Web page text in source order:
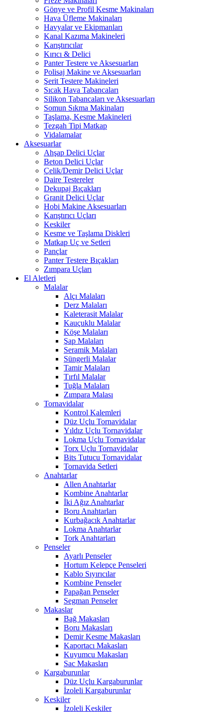
Gönye ve Profil Kesme Makinaları
Hava Üfleme Makinaları
Havyalar ve Ekipmanları
Kanal Kazıma Makineleri
Karıştırıcılar
Kırıcı & Delici
Panter Testere ve Aksesuarları
Polisaj Makine ve Aksesuarları
Şerit Testere Makineleri
Sıcak Hava Tabancaları
Silikon Tabancaları ve Aksesuarları
Somun Sıkma Makinaları
Taşlama, Kesme Makineleri
Tezgah Tipi Matkap
Vidalamalar
Aksesuarlar
Ahşap Delici Uçlar
Beton Delici Uçlar
Çelik/Demir Delici Uçlar
Daire Testereler
Dekupaj Bıçakları
Granit Delici Uçlar
Hobi Makine Aksesuarları
Karıştırıcı Uçları
Keskiler
Kesme ve Taşlama Diskleri
Matkap Uç ve Setleri
Pançlar
Panter Testere Bıçakları
Zımpara Uçları
El Aletleri
Malalar
Alçı Malaları
Derz Malaları
Kaleterasit Malalar
Kauçuklu Malalar
Köşe Malaları
Şap Malaları
Seramik Malaları
Süngerli Malalar
Tamir Malaları
Tırfıl Malalar
Tuğla Malaları
Zımpara Malası
Tornavidalar
Kontrol Kalemleri
Düz Uçlu Tornavidalar
Yıldız Uçlu Tornavidalar
Lokma Uçlu Tornavidalar
Torx Uçlu Tornavidalar
Bits Tutucu Tornavidalar
Tornavida Setleri
Anahtarlar
Allen Anahtarlar
Kombine Anahtarlar
İki Ağız Anahtarlar
Boru Anahtarları
Kurbağacık Anahtarlar
Lokma Anahtarlar
Tork Anahtarları
Penseler
Ayarlı Penseler
Hortum Kelepçe Penseleri
Kablo Sıyırıcılar
Kombine Penseler
Papağan Penseler
Segman Penseler
Makaslar
Bağ Makasları
Boru Makasları
Demir Kesme Makasları
Kaportacı Makasları
Kuyumcu Makasları
Sac Makasları
Kargaburunlar
Düz Uçlu Kargaburunlar
İzoleli Kargaburunlar
Keskiler
İzoleli Keskiler